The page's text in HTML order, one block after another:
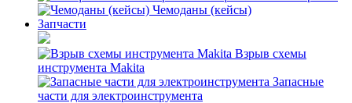
Чемоданы (кейсы)
Запчасти
Взрыв схемы
инструмента Makita
Запасные
части для электроинструмента